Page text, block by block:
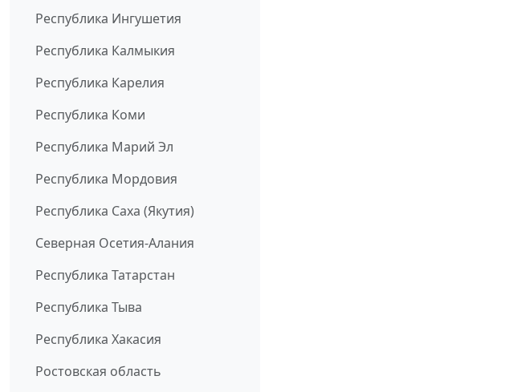
Республика Ингушетия
Республика Калмыкия
Республика Карелия
Республика Коми
Республика Марий Эл
Республика Мордовия
Республика Саха (Якутия)
Северная Осетия-Алания
Республика Татарстан
Республика Тыва
Республика Хакасия
Ростовская область